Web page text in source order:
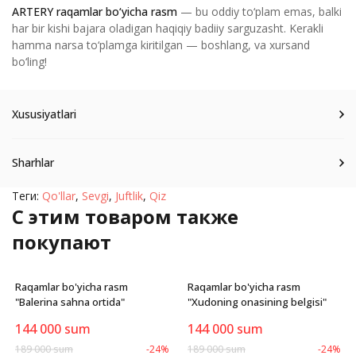
ARTERY raqamlar bo‘yicha rasm — bu oddiy to‘plam emas, balki
har bir kishi bajara oladigan haqiqiy badiiy sarguzasht. Kerakli
hamma narsa to‘plamga kiritilgan — boshlang, va xursand
bo‘ling!
Xususiyatlari
Sharhlar
Теги: Qo'llar, Sevgi, Juftlik, Qiz
C этим товаром также
покупают
Raqamlar bo'yicha rasm
"Balerina sahna ortida"
144 000 sum
189 000sum -24%
Raqamlar bo'yicha rasm
"Xudoning onasining belgisi"
144 000 sum
189 000sum -24%